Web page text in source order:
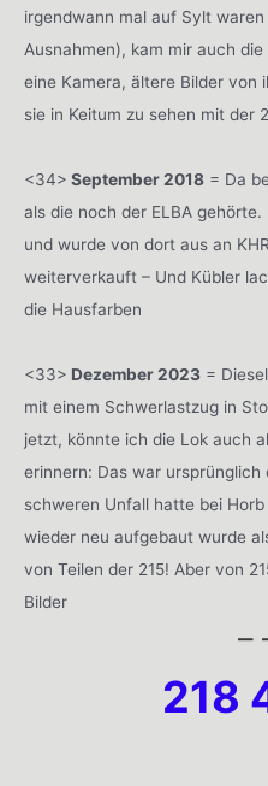
irgendwann mal auf Sylt
Ausnahmen), kam mir auch
eine Kamera, ältere Bilder von
sie in Keitum zu sehen mit der
<34> September 2018 = Da
als die noch der ELBA
und wurde von dort aus an
weiterverkauft – Und Kübler
die Hausfarben
<33> Dezember 2023 =
mit einem Schwerlastzug in
jetzt, könnte ich die Lok auch
erinnern: Das war ursprünglich
schweren Unfall hatte bei
wieder neu aufgebaut wurde
von Teilen der 215! Aber von
Bilder
–
218